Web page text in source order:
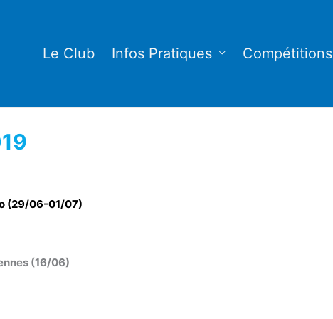
Le Club Infos Pratiques Compétitions
(29/06-01/07)
(16/06)